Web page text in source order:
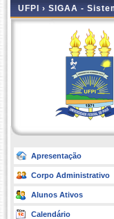
UFPI › SIGAA -
Apresentação
Corpo Administrativo
Alunos Ativos
Calendário